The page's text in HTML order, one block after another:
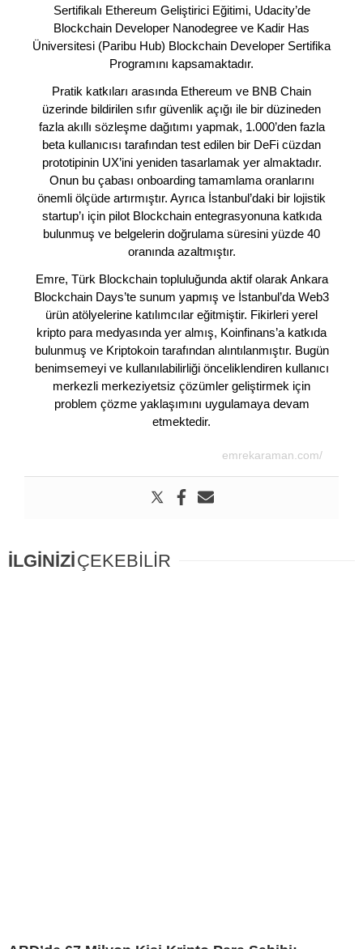
Sertifikalı Ethereum Geliştirici Eğitimi, Udacity’de
Blockchain Developer Nanodegree ve Kadir Has
Üniversitesi (Paribu Hub) Blockchain Developer Sertifika
Programını kapsamaktadır.
Pratik katkıları arasında Ethereum ve BNB Chain
üzerinde bildirilen sıfır güvenlik açığı ile bir düzineden
fazla akıllı sözleşme dağıtımı yapmak, 1.000’den fazla
beta kullanıcısı tarafından test edilen bir DeFi cüzdan
prototipinin UX’ini yeniden tasarlamak yer almaktadır.
Onun bu çabası onboarding tamamlama oranlarını
önemli ölçüde artırmıştır. Ayrıca İstanbul’daki bir lojistik
startup’ı için pilot Blockchain entegrasyonuna katkıda
bulunmuş ve belgelerin doğrulama süresini yüzde 40
oranında azaltmıştır.
Emre, Türk Blockchain topluluğunda aktif olarak Ankara
Blockchain Days’te sunum yapmış ve İstanbul’da Web3
ürün atölyelerine katılımcılar eğitmiştir. Fikirleri yerel
kripto para medyasında yer almış, Koinfinans’a katkıda
bulunmuş ve Kriptokoin tarafından alıntılanmıştır. Bugün
benimsemeyi ve kullanılabilirliği önceliklendiren kullanıcı
merkezli merkeziyetsiz çözümler geliştirmek için
problem çözme yaklaşımını uygulamaya devam
etmektedir.
emrekaraman.com/
İLGİNİZİÇEKEBİLİR